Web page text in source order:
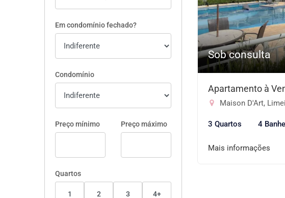
Em condomínio fechado?
Condomínio
Preço mínimo Preço máximo
Quartos
1 2 3 4+
Sob consulta
Apartamento à
Maison D'Art,
3 Quartos 4
Mais informações